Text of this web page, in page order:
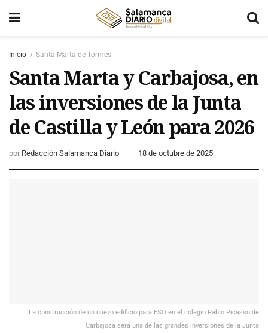
Inicio Santa Marta de Tormes
Santa Marta y Carbajosa, en
las inversiones de la Junta
de Castilla y León para 2026
por Redacción Salamanca Diario 18 de octubre de 2025
La construcción de un nuevo edificio para ESO en el colegio Pablo Picasso de
Carbajosa será una de las grandes inversiones de la Junta